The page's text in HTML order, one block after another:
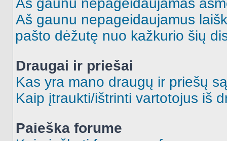
Aš gaunu nepageidaujamas
Aš gaunu nepageidaujamus
pašto dėžutę nuo kažkurio šių
Draugai ir priešai
Kas yra mano draugų ir priešų
Kaip įtraukti/ištrinti vartotojus iš
Paieška forume